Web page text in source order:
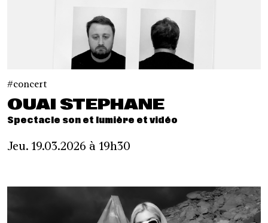
concert
OUAI STEPHANE
Spectacle son et lumière et vidéo
Jeu. 19.03.2026 à 19h30